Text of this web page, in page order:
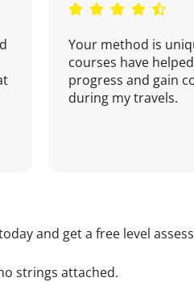
Your method is
courses have
progress and gain
during my travels.
and get a free level
strings attached.